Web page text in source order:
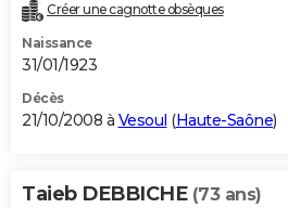
Créer une cagnotte obsèques
Naissance
31/01/1923
Décès
21/10/2008 à Vesoul (Haute-Saône)
Taieb DEBBICHE (73 ans)